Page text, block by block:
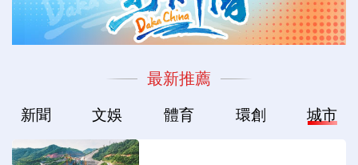
最新推薦
新聞 文娛 體育 環創 城市